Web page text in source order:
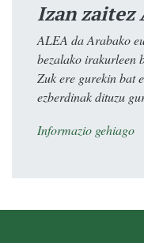
Izan zaitez
ALEA da Arabako
bezalako irakurleen
Zuk ere gurekin bat
ezberdinak dituzu
Informazio gehiago